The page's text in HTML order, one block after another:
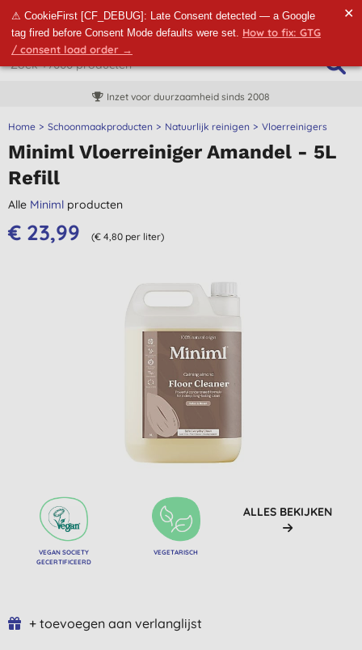
⚠ CookieFirst [CF_DEBUG]: Late Consent detected — a Google
tag fired before Consent Mode defaults were set. How to fix: GTG
/ consent load order →
✕
Inzet voor duurzaamheid sinds 2008
Home Schoonmaakproducten Natuurlijk reinigen Vloerreinigers
Miniml Vloerreiniger Amandel - 5L
Refill
Alle Miniml producten
€ 23,99 (€ 4,80 per liter)
VEGAN SOCIETY
GECERTIFICEERD
VEGETARISCH
ALLES BEKIJKEN
+ toevoegen aan verlanglijst